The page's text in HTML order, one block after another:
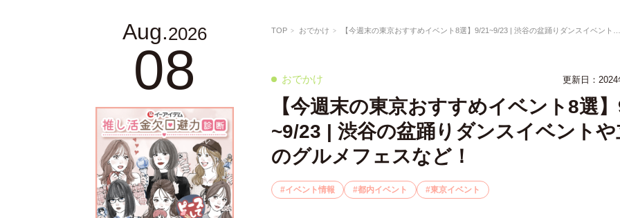
Aug.2026
08
TOP おでかけ 【今週末の東京おすすめイベント8選】9/21~9/23 | 渋谷の盆踊りダンスイベントや立川のグルメフェスなど！
おでかけ 更新日：
【今週末の東京おすすめイベント8選
~9/23 | 渋谷の盆踊りダンスイベントや
のグルメフェスなど！
イベント情報 都内イベント 東京イベント